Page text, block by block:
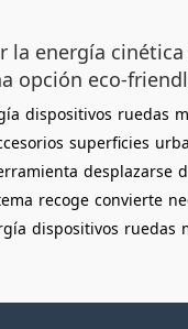
la energía
opción eco-
dispositivos ruedas
superficies
desplazarse
recoge convierte
dispositivos ruedas